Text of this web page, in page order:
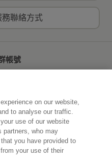
務聯絡方式
帳號
關於花王
創新研發
on our website,
to analyse our traffic.
use of our website
partners, who may
you have provided to
your use of their